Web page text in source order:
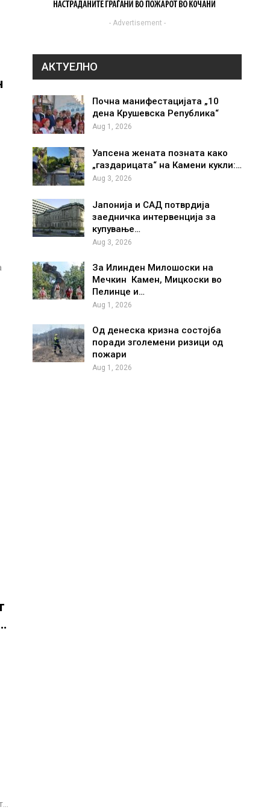
- Advertisement -
АКТУЕЛНО
Почна манифестацијата „10
дена Крушевска Република“
Aug 1, 2026
Уапсена жената позната како
„газдарицата“ на Камени кукли:…
Aug 3, 2026
Јапонија и САД потврдија
заедничка интервенција за
купување…
Aug 3, 2026
За Илинден Милошоски на
Мечкин Камен, Мицкоски во
Пелинце и…
Aug 1, 2026
Од денеска кризна состојба
поради зголемени ризици од
пожари
Aug 1, 2026